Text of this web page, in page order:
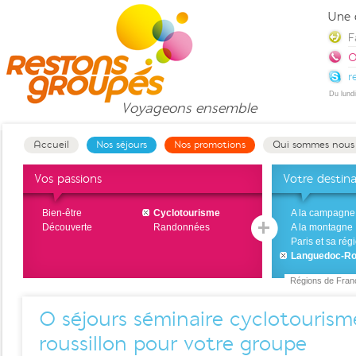
Voyageons ensemble
Accueil Nos séjours Nos promotions Qui sommes
Vos passions
Bien-être
Cyclotourisme
Découverte
Randonnées
Votre
A la campagne
A la montagne
Paris et sa
Languedoc-
Régions de
0 séjours séminaire
roussillon pour votre groupe
Une
Du